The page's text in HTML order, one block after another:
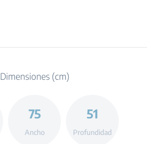
Dimensiones (cm)
75
Ancho
51
Profundidad